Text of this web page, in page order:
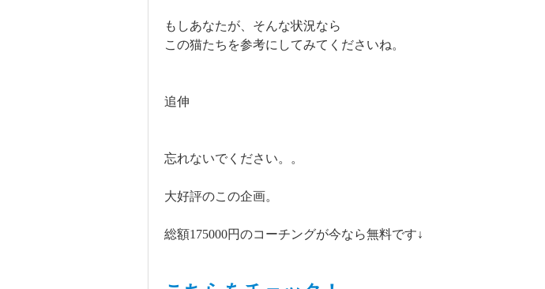
もしあなたが、そんな状況なら
この猫たちを参考にしてみてくださいね。
追伸
忘れないでください。。
大好評のこの企画。
総額175000円のコーチングが今なら無料です↓